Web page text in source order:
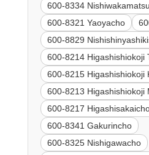
600-8334
600-8321 Yaoyacho
600-8829
600-8214 Higashishiokoji
600-8215 Higashishiokoji
600-8213 Higashishiokoji
600-8217
600-8341 Gakurincho
600-8325 Nishigawacho